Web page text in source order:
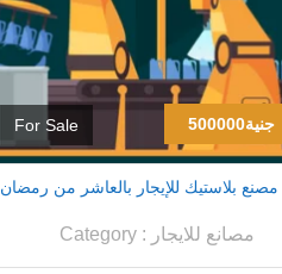
For Sale 500000جنية
مصنع بلاستيك للإيجار بالعاشر من رمضان
Category : مصانع للايجار